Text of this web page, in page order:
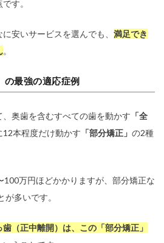
す。
安いサービスを選んでも、 満足でき
。
の最強の適応症例
奥歯を含むすべての歯を動かす 「全
12本程度だけ動かす 「部分矯正」 の2種
万円ほどかかりますが、部分矯正な
多いです。
歯（正中離開）は、この「部分矯正」